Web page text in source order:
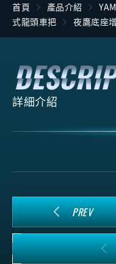
首頁 產品介紹
式龍頭車把
夜鷹底座
詳細介紹
PREV